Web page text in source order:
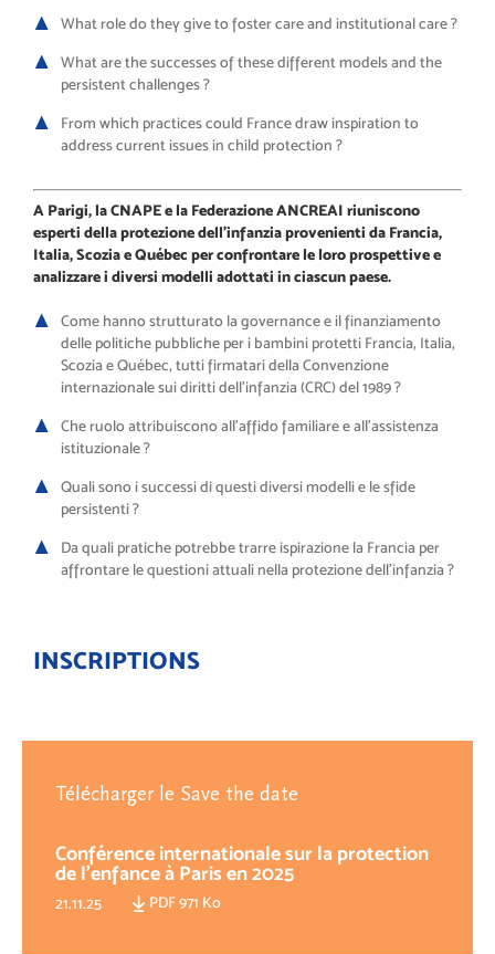
What role do they give to foster care and institutional care ?
What are the successes of these different models and the
persistent challenges ?
From which practices could France draw inspiration to
address current issues in child protection ?
A Parigi, la CNAPE e la Federazione ANCREAI riuniscono
esperti della protezione dell’infanzia provenienti da Francia,
Italia, Scozia e Québec per confrontare le loro prospettive e
analizzare i diversi modelli adottati in ciascun paese.
Come hanno strutturato la governance e il finanziamento
delle politiche pubbliche per i bambini protetti Francia, Italia,
Scozia e Québec, tutti firmatari della Convenzione
internazionale sui diritti dell’infanzia (CRC) del 1989 ?
Che ruolo attribuiscono all’affido familiare e all’assistenza
istituzionale ?
Quali sono i successi di questi diversi modelli e le sfide
persistenti ?
Da quali pratiche potrebbe trarre ispirazione la Francia per
affrontare le questioni attuali nella protezione dell’infanzia ?
INSCRIPTIONS
Télécharger le Save the date
Conférence internationale sur la protection
de l’enfance à Paris en 2025
21.11.25 PDF 971 Ko